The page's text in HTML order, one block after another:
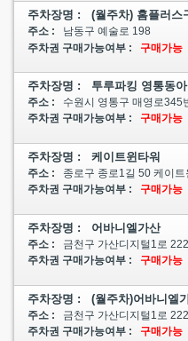
주차장명 : (월주차) 홈플러스
주소 :
남동구 예술로 198
주차권 구매가능여부 :
구매가능
주차장명 : 투루파킹 영통동
주소 :
수원시 영통구 매영로345
주차권 구매가능여부 :
구매가능
주차장명 : 케이트윈타워
주소 :
종로구 종로1길 50 케이트
주차권 구매가능여부 :
구매가능
주차장명 : 어바니엘가산
주소 :
금천구 가산디지털1로
주차권 구매가능여부 :
구매가능
주차장명 : (월주차)어바니엘
주소 :
금천구 가산디지털1로
주차권 구매가능여부 :
구매가능